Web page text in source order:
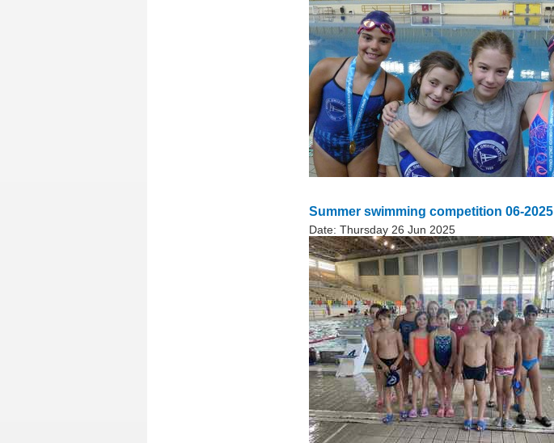
Summer swimming competition 06-2025
Date: Thursday 26 Jun 2025